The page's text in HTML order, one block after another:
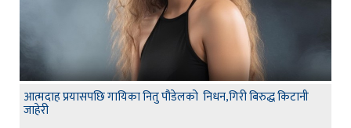
आत्मदाह प्रयासपछि गायिका नितु पौडेलको निधन,गिरी बिरुद्ध किटानी
जाहेरी